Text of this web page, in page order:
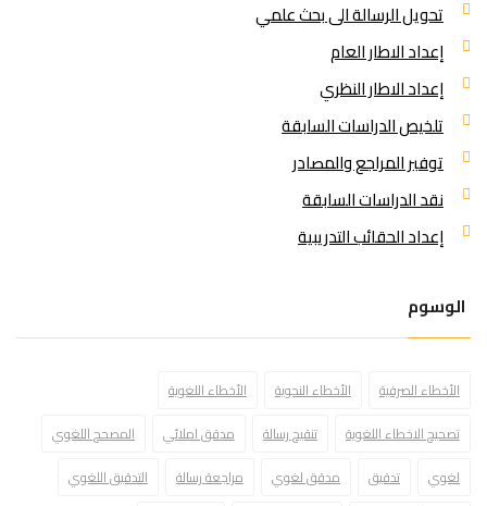
تحويل الرسالة الى بحث علمي
إعداد الاطار العام
إعداد الاطار النظري
تلخيص الدراسات السابقة
توفير المراجع والمصادر
نقد الدراسات السابقة
إعداد الحقائب التدريبية
الوسوم
الأخطاء الصرفية الأخطاء النحوية
الأخطاء اللغوية
تصحيح الاخطاء اللغوية
تنقيح رسالة مدقق املائي
المصحح اللغوي
لغوي
تدقيق مدقق لغوي مراجعة رسالة
التدقيق اللغوي